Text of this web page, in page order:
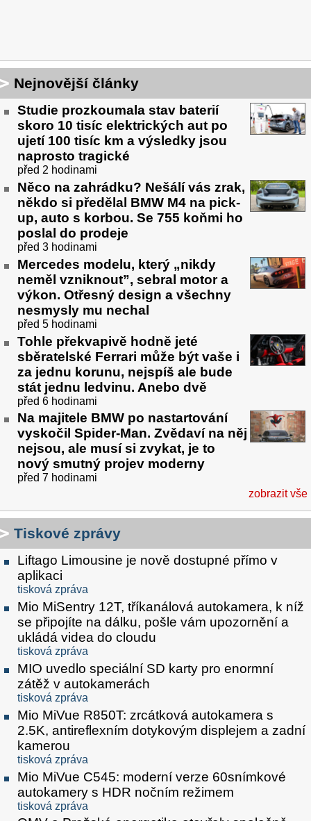
Nejnovější články
Studie prozkoumala stav baterií
skoro 10 tisíc elektrických aut po
ujetí 100 tisíc km a výsledky jsou
naprosto tragické
před 2 hodinami
Něco na zahrádku? Nešálí vás zrak,
někdo si předělal BMW M4 na pick-
up, auto s korbou. Se 755 koňmi ho
poslal do prodeje
před 3 hodinami
Mercedes modelu, který „nikdy
neměl vzniknout”, sebral motor a
výkon. Otřesný design a všechny
nesmysly mu nechal
před 5 hodinami
Tohle překvapivě hodně jeté
sběratelské Ferrari může být vaše i
za jednu korunu, nejspíš ale bude
stát jednu ledvinu. Anebo dvě
před 6 hodinami
Na majitele BMW po nastartování
vyskočil Spider-Man. Zvědaví na něj
nejsou, ale musí si zvykat, je to
nový smutný projev moderny
před 7 hodinami
zobrazit vše
Tiskové zprávy
Liftago Limousine je nově dostupné přímo v
aplikaci
tisková zpráva
Mio MiSentry 12T, tříkanálová autokamera, k níž
se připojíte na dálku, pošle vám upozornění a
ukládá videa do cloudu
tisková zpráva
MIO uvedlo speciální SD karty pro enormní
zátěž v autokamerách
tisková zpráva
Mio MiVue R850T: zrcátková autokamera s
2.5K, antireflexním dotykovým displejem a zadní
kamerou
tisková zpráva
Mio MiVue C545: moderní verze 60snímkové
autokamery s HDR nočním režimem
tisková zpráva